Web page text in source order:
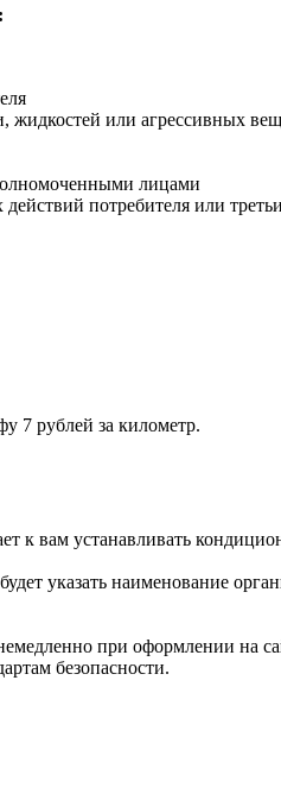
жидкостей или агрессивных
лицами
потребителя или
7 рублей за километр.
к вам устанавливать
указать наименование
при оформлении на
безопасности.